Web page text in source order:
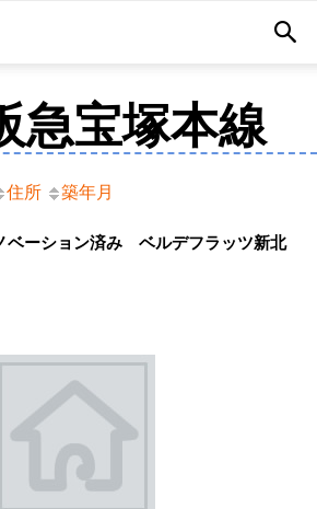
急宝塚本線
住所
築年月
ーション済み ベルデフラッツ新北